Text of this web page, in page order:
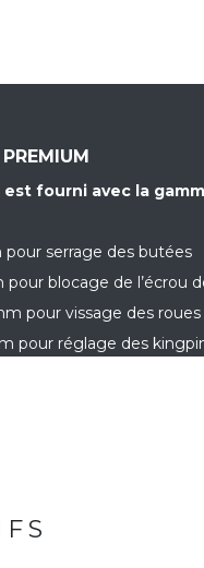
fourni avec la
pour serrage des butées
pour blocage de l’écrou
pour vissage des roues
pour réglage des